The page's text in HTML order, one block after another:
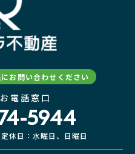
お問い合わせください
電話窓口
5944
定休日：水曜日、日曜日